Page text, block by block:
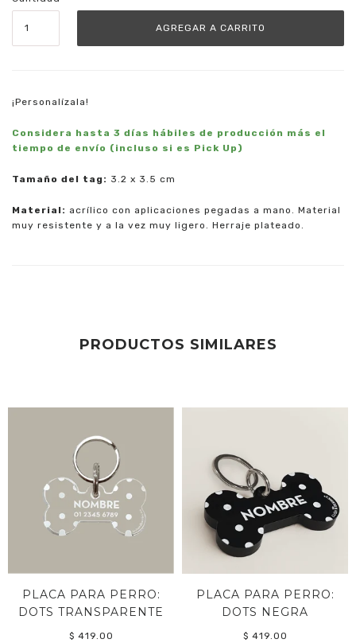
¡Personalízala!
Considera hasta 3 días hábiles de producción más el
tiempo de envío (incluso si es Pick Up)
Tamaño del tag: 3.2 x 3.5 cm
Material: acrílico con aplicaciones pegadas a mano. Material
muy resistente y a la vez muy ligero. Herraje plateado.
PRODUCTOS SIMILARES
PLACA PARA PERRO:
DOTS TRANSPARENTE
$ 419.00
PLACA PARA PERRO:
DOTS NEGRA
$ 419.00